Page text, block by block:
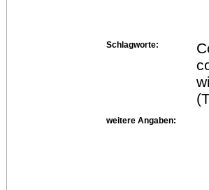
Schlagworte:
weitere Angaben: